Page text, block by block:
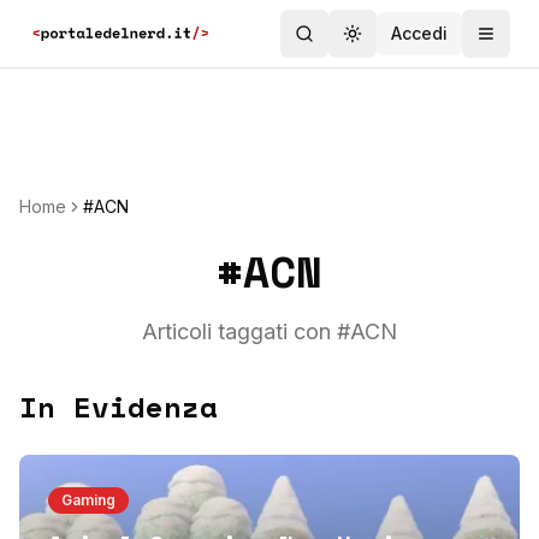
Toggle theme
Accedi
Home #ACN
#ACN
Articoli taggati con #ACN
In Evidenza
Gaming